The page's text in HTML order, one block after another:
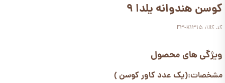
کوسن هندوانه یلدا 9
کد کالا: F3-K1315
ویژگی های محصول
مشخصات:(یک عدد کاور کوسن )